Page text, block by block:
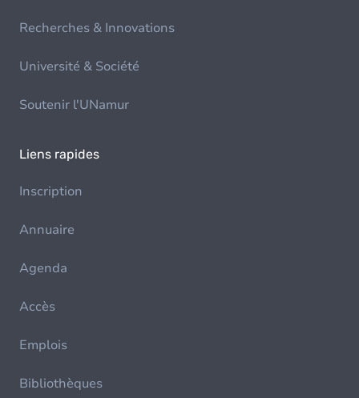
Recherches & Innovations
Université & Société
Soutenir l'UNamur
Liens rapides
Inscription
Annuaire
Agenda
Accès
Emplois
Bibliothèques